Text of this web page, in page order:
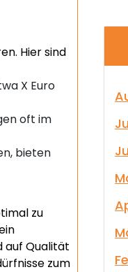
Hier sind
X Euro
oft im
bieten
zu
auf Qualität
zum